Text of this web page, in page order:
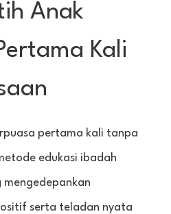
Anak
Kali
pertama kali tanpa
edukasi ibadah
serta teladan nyata